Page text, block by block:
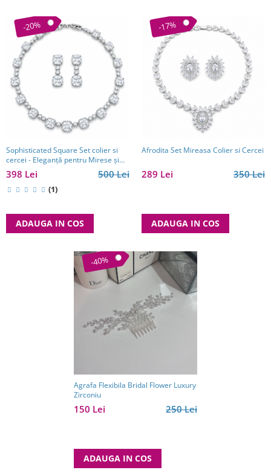
-20%
Sophisticated Square Set colier si
cercei - Eleganță pentru Mirese și
Cadou Premium
500 Lei
398 Lei
(1)
ADAUGA IN COS
-17%
Afrodita Set Mireasa Colier si Cercei
350 Lei
289 Lei
ADAUGA IN COS
-40%
Agrafa Flexibila Bridal Flower Luxury
Zirconiu
250 Lei
150 Lei
ADAUGA IN COS